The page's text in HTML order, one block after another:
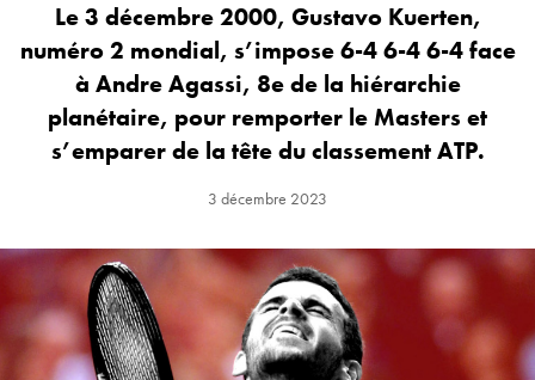
Le 3 décembre 2000, Gustavo Kuerten,
numéro 2 mondial, s’impose 6-4 6-4 6-4 face
à Andre Agassi, 8e de la hiérarchie
planétaire, pour remporter le Masters et
s’emparer de la tête du classement ATP.
3 décembre 2023